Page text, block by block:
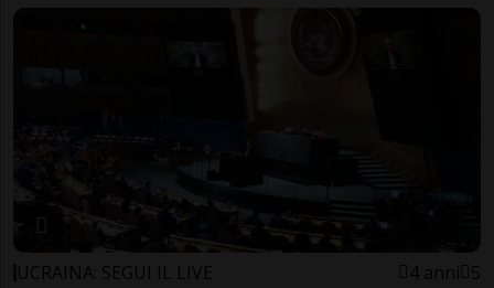
UCRAINA: SEGUI IL LIVE 4 anni 5